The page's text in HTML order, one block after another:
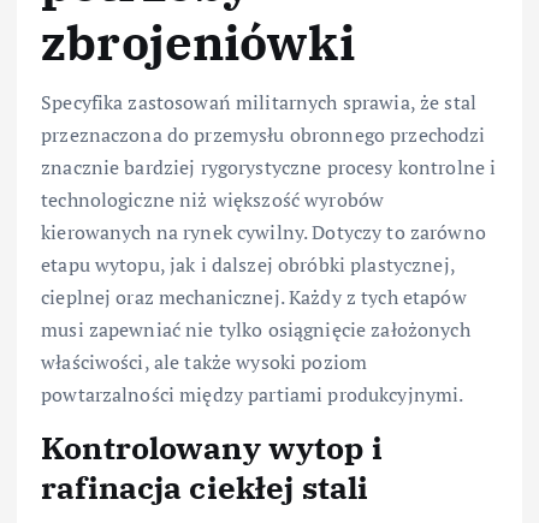
zbrojeniówki
Specyfika zastosowań militarnych sprawia, że stal
przeznaczona do przemysłu obronnego przechodzi
znacznie bardziej rygorystyczne procesy kontrolne i
technologiczne niż większość wyrobów
kierowanych na rynek cywilny. Dotyczy to zarówno
etapu wytopu, jak i dalszej obróbki plastycznej,
cieplnej oraz mechanicznej. Każdy z tych etapów
musi zapewniać nie tylko osiągnięcie założonych
właściwości, ale także wysoki poziom
powtarzalności między partiami produkcyjnymi.
Kontrolowany wytop i
rafinacja ciekłej stali